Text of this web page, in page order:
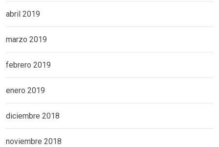
abril 2019
marzo 2019
febrero 2019
enero 2019
diciembre 2018
noviembre 2018